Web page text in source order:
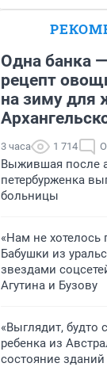
Одна банка
рецепт
на зиму для
3 часа 1 714
Выжившая после
петербурженка
больницы
«Нам не хотелось
Бабушки из
звездами
Агутина и Бузову
«Выглядит, будто
ребенка из
состояние